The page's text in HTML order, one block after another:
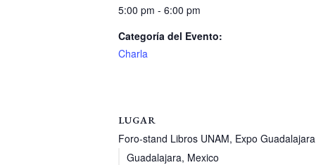
5:00 pm - 6:00 pm
Categoría del Evento:
Charla
LUGAR
Foro-stand Libros UNAM, Expo Guadalajara
Guadalajara, Mexico